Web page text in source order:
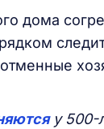
дома
отменные
у 500-